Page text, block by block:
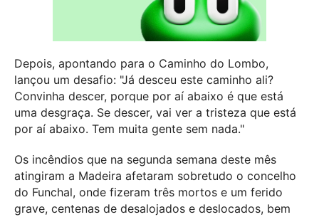
Depois, apontando para o Caminho do Lombo,
lançou um desafio: "Já desceu este caminho ali?
Convinha descer, porque por aí abaixo é que está
uma desgraça. Se descer, vai ver a tristeza que está
por aí abaixo. Tem muita gente sem nada."
Os incêndios que na segunda semana deste mês
atingiram a Madeira afetaram sobretudo o concelho
do Funchal, onde fizeram três mortos e um ferido
grave, centenas de desalojados e deslocados, bem